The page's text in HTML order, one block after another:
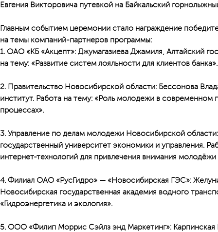
Евгения Викторовича путевкой на Байкальский
Главным событием церемонии стало награждение
на темы компаний-партнеров программы:
1. ОАО «КБ «Акцепт»: Джумагазиева Джамиля, Алтайский
на тему: «Развитие систем лояльности для клиентов банка».
2. Правительство Новосибирской области: Бессонова
институт. Работа на тему: «Роль молодежи в современном
процессах».
3. Управление по делам молодежи Новосибирской
государственный университет экономики и управления.
интернет-технологий для привлечения внимания молодёжи
4. Филиал ОАО «РусГидро» — «Новосибирская ГЭС»:
Новосибирская государственная академия водного
«Гидроэнергетика и экология».
5. ООО «Филип Моррис Сэйлз энд Маркетинг»: Карпинская